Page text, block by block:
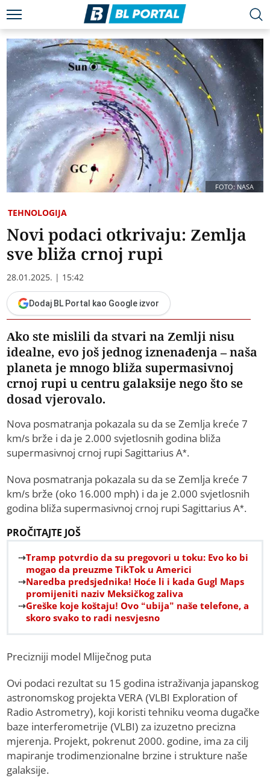
FOTO: NASA
TEHNOLOGIJA
Novi podaci otkrivaju: Zemlja
sve bliža crnoj rupi
28.01.2025. | 15:42
Dodaj BL Portal kao Google izvor
Ako ste mislili da stvari na Zemlji nisu
idealne, evo još jednog iznenađenja – naša
planeta je mnogo bliža supermasivnoj
crnoj rupi u centru galaksije nego što se
dosad vjerovalo.
Nova posmatranja pokazala su da se Zemlja kreće 7
km/s brže i da je 2.000 svjetlosnih godina bliža
supermasivnoj crnoj rupi Sagittarius A*.
Nova posmatranja pokazala su da se Zemlja kreće 7
km/s brže (oko 16.000 mph) i da je 2.000 svjetlosnih
godina bliža supermasivnoj crnoj rupi Sagittarius A*.
PROČITAJTE JOŠ
Tramp potvrdio da su pregovori u toku: Evo ko bi
mogao da preuzme TikTok u Americi
Naredba predsjednika! Hoće li i kada Gugl Maps
promijeniti naziv Meksičkog zaliva
Greške koje koštaju! Ovo “ubija” naše telefone, a
skoro svako to radi nesvjesno
Precizniji model Mliječnog puta
Ovi podaci rezultat su 15 godina istraživanja japanskog
astronomskog projekta VERA (VLBI Exploration of
Radio Astrometry), koji koristi tehniku veoma dugačke
baze interferometrije (VLBI) za izuzetno precizna
mjerenja. Projekt, pokrenut 2000. godine, ima za cilj
mapiranje trodimenzionalne brzine i strukture naše
galaksije.